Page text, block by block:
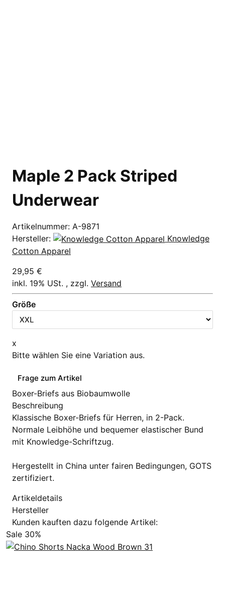
Maple 2 Pack Striped
Underwear
Artikelnummer: A-9871
Hersteller:
Knowledge
Cotton Apparel
29,95 €
inkl. 19% USt. , zzgl. Versand
Größe
x
Bitte wählen Sie eine Variation aus.
Frage zum Artikel
Boxer-Briefs aus Biobaumwolle
Beschreibung
Klassische Boxer-Briefs für Herren, in 2-Pack.
Normale Leibhöhe und bequemer elastischer Bund
mit Knowledge-Schriftzug.
Hergestellt in China unter fairen Bedingungen, GOTS
zertifiziert.
Artikeldetails
Hersteller
Kunden kauften dazu folgende Artikel:
Sale 30%